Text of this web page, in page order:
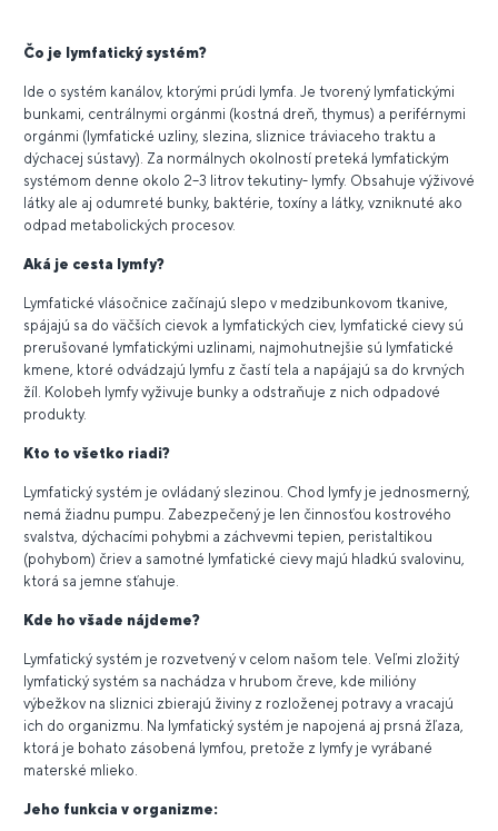
Čo je lymfatický systém?
Ide o systém kanálov, ktorými prúdi lymfa. Je tvorený lymfatickými
bunkami, centrálnymi orgánmi (kostná dreň, thymus) a periférnymi
orgánmi (lymfatické uzliny, slezina, sliznice tráviaceho traktu a
dýchacej sústavy). Za normálnych okolností preteká lymfatickým
systémom denne okolo 2–3 litrov tekutiny- lymfy. Obsahuje výživové
látky ale aj odumreté bunky, baktérie, toxíny a látky, vzniknuté ako
odpad metabolických procesov.
Aká je cesta lymfy?
Lymfatické vlásočnice začínajú slepo v medzibunkovom tkanive,
spájajú sa do väčších cievok a lymfatických ciev, lymfatické cievy sú
prerušované lymfatickými uzlinami, najmohutnejšie sú lymfatické
kmene, ktoré odvádzajú lymfu z častí tela a napájajú sa do krvných
žíl. Kolobeh lymfy vyživuje bunky a odstraňuje z nich odpadové
produkty.
Kto to všetko riadi?
Lymfatický systém je ovládaný slezinou. Chod lymfy je jednosmerný,
nemá žiadnu pumpu. Zabezpečený je len činnosťou kostrového
svalstva, dýchacími pohybmi a záchvevmi tepien, peristaltikou
(pohybom) čriev a samotné lymfatické cievy majú hladkú svalovinu,
ktorá sa jemne sťahuje.
Kde ho všade nájdeme?
Lymfatický systém je rozvetvený v celom našom tele. Veľmi zložitý
lymfatický systém sa nachádza v hrubom čreve, kde milióny
výbežkov na sliznici zbierajú živiny z rozloženej potravy a vracajú
ich do organizmu. Na lymfatický systém je napojená aj prsná žľaza,
ktorá je bohato zásobená lymfou, pretože z lymfy je vyrábané
materské mlieko.
Jeho funkcia v organizme: